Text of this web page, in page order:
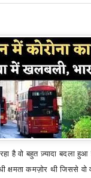
है वो बहुत ज़्यादा बदला हुआ
क्षमता कमज़ोर थी जिससे